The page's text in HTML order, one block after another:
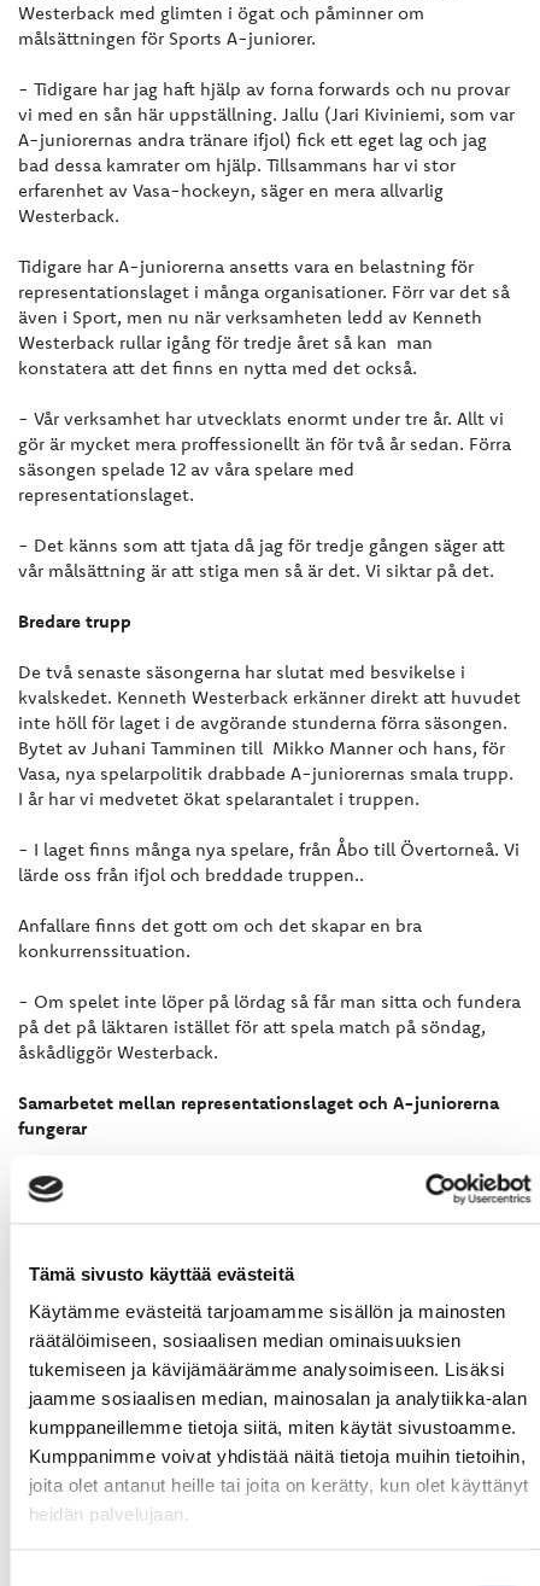
Tämä sivusto käyttää evästeitä
Käytämme evästeitä tarjoamamme sisällön ja mainosten
räätälöimiseen, sosiaalisen median ominaisuuksien
tukemiseen ja kävijämäärämme analysoimiseen. Lisäksi
jaamme sosiaalisen median, mainosalan ja analytiikka-alan
kumppaneillemme tietoja siitä, miten käytät sivustoamme.
Kumppanimme voivat yhdistää näitä tietoja muihin tietoihin,
joita olet antanut heille tai joita on kerätty, kun olet käyttänyt
heidän palvelujaan.
Westerback med glimten i ögat och påminner om
målsättningen för Sports A-juniorer.
- Tidigare har jag haft hjälp av forna forwards och nu provar
vi med en sån här uppställning. Jallu (Jari Kiviniemi, som var
A-juniorernas andra tränare ifjol) fick ett eget lag och jag
bad dessa kamrater om hjälp. Tillsammans har vi stor
erfarenhet av Vasa-hockeyn, säger en mera allvarlig
Westerback.
Tidigare har A-juniorerna ansetts vara en belastning för
representationslaget i många organisationer. Förr var det så
även i Sport, men nu när verksamheten ledd av Kenneth
Westerback rullar igång för tredje året så kan man
konstatera att det finns en nytta med det också.
- Vår verksamhet har utvecklats enormt under tre år. Allt vi
gör är mycket mera proffessionellt än för två år sedan. Förra
säsongen spelade 12 av våra spelare med
representationslaget.
- Det känns som att tjata då jag för tredje gången säger att
vår målsättning är att stiga men så är det. Vi siktar på det.
Bredare trupp
De två senaste säsongerna har slutat med besvikelse i
kvalskedet. Kenneth Westerback erkänner direkt att huvudet
inte höll för laget i de avgörande stunderna förra säsongen.
Bytet av Juhani Tamminen till Mikko Manner och hans, för
Vasa, nya spelarpolitik drabbade A-juniorernas smala trupp.
I år har vi medvetet ökat spelarantalet i truppen.
- I laget finns många nya spelare, från Åbo till Övertorneå. Vi
lärde oss från ifjol och breddade truppen..
Anfallare finns det gott om och det skapar en bra
konkurrenssituation.
- Om spelet inte löper på lördag så får man sitta och fundera
på det på läktaren istället för att spela match på söndag,
åskådliggör Westerback.
Samarbetet mellan representationslaget och A-juniorerna
fungerar
Mikko Manner som tog över Juhani Tammisen använde rejält
med A-juniorer förra säsongen. Nu finns det gott om unga
spelare i representationslaget och många som står på
- Varje vecka har jag och Mikko ett möte där vi diskuterar
och kommer överens om vem som spelar och för vem,
förklarar Westerback.
A-juniorernas anstormning till A-laget väcker frågan om alla
spelare finner tillräckligt med motivation och utmaningar för
att spela i A-juniorernas division 1 när motståndet blir
avsevärt svagare än det som Mestis-lagen ger.